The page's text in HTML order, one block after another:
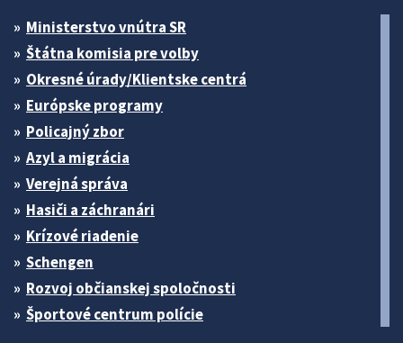
Ministerstvo vnútra SR
Štátna komisia pre volby
Okresné úrady/Klientske centrá
Európske programy
Policajný zbor
Azyl a migrácia
Verejná správa
Hasiči a záchranári
Krízové riadenie
Schengen
Rozvoj občianskej spoločnosti
Športové centrum polície